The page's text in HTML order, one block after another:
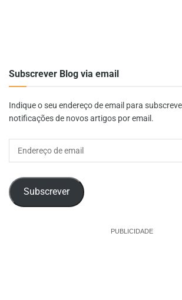
Subscrever Blog via email
Indique o seu endereço de email para
notificações de novos artigos por email.
Subscrever
PUBLICIDADE